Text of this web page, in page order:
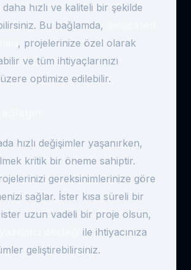
hızlı ve kaliteli bir şekilde
Bu bağlamda,
, projelerinize özel olarak
ve tüm ihtiyaçlarınızı
optimize edilebilir.
hızlı değişimler yaşanırken,
kritik bir öneme sahiptir.
gereksinimlerinize göre
sağlar. İster kısa süreli bir
uzun vadeli bir proje olsun,
ile ihtiyacınıza
geliştirebilirsiniz.